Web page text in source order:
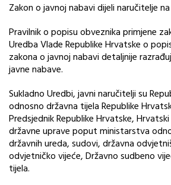
Zakon o javnoj nabavi dijeli naručitelje
Pravilnik o popisu obveznika primjene
Uredba Vlade Republike Hrvatske o
zakona o javnoj nabavi detaljnije
javne nabave.
Sukladno Uredbi, javni naručitelji su
odnosno državna tijela Republike
Predsjednik Republike Hrvatske,
državne uprave poput ministarstva
državnih ureda, sudovi, državna
odvjetničko vijeće, Državno sudbeno
tijela.